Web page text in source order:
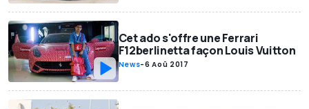
Cet ado s'offre une Ferrari
F12berlinetta façon Louis Vuitton
News-6 Aoû 2017